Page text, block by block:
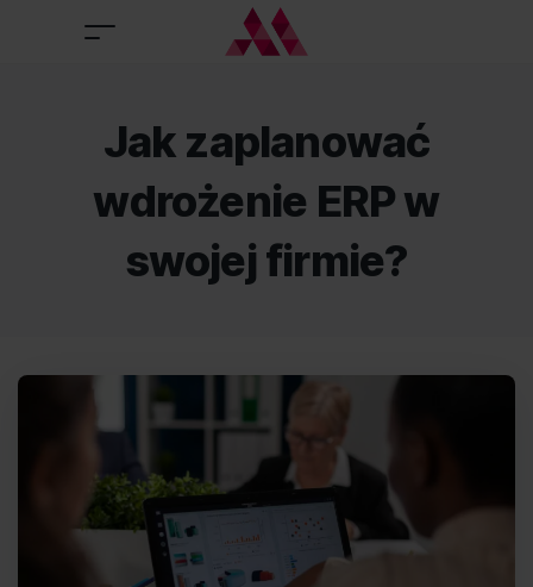
Jak zaplanować
wdrożenie ERP w
swojej firmie?